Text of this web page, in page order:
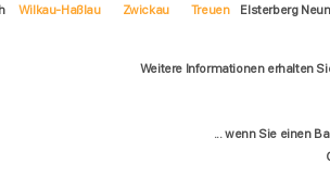
Wilkau-Haßlau Zwickau Treuen Elsterberg
Weitere Informationen erhalten
... wenn Sie einen